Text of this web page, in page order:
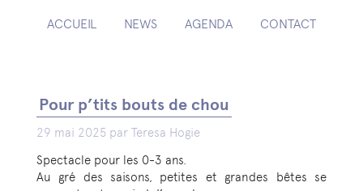
ACCUEIL NEWS AGENDA CONTACT
Pour p’tits bouts de chou
29 mai 2025 par Teresa Hogie
Spectacle pour les 0-3 ans.
Au gré des saisons, petites et grandes bêtes se